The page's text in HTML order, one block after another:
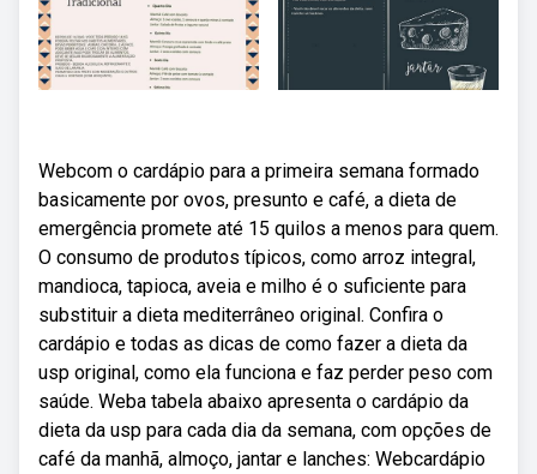
Webcom o cardápio para a primeira semana formado
basicamente por ovos, presunto e café, a dieta de
emergência promete até 15 quilos a menos para quem.
O consumo de produtos típicos, como arroz integral,
mandioca, tapioca, aveia e milho é o suficiente para
substituir a dieta mediterrâneo original. Confira o
cardápio e todas as dicas de como fazer a dieta da
usp original, como ela funciona e faz perder peso com
saúde. Weba tabela abaixo apresenta o cardápio da
dieta da usp para cada dia da semana, com opções de
café da manhã, almoço, jantar e lanches: Webcardápio